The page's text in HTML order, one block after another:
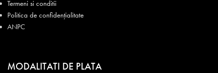
Termeni si conditii
Politica de confidențialitate
ANPC
MODALITATI DE PLATA